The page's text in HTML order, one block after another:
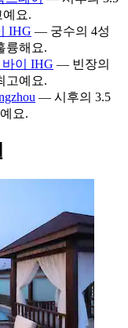
예요.
IHG — 궁수의 4성
륭해요.
이 IHG — 빈장의
고예요.
— 시후의 3.5
요.